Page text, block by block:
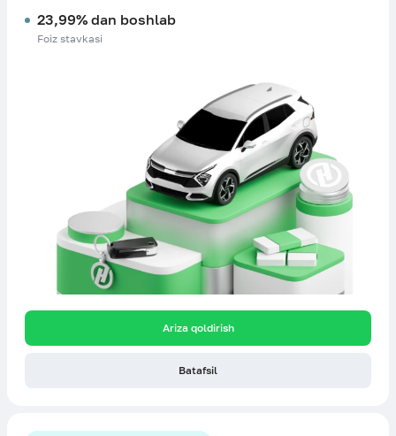
23,99% dan boshlab
Foiz stavkasi
Ariza qoldirish
Batafsil